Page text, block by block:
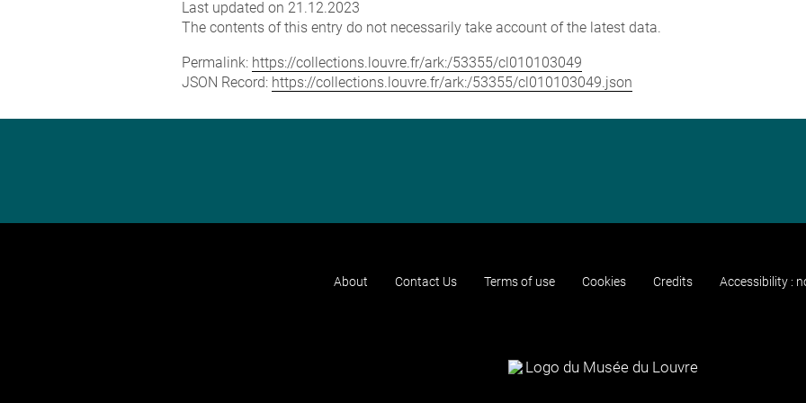
Last updated on 21.12.2023
The contents of this entry do not necessarily take account of the latest data.
Permalink: https://collections.louvre.fr/ark:/53355/cl010103049
JSON Record: https://collections.louvre.fr/ark:/53355/cl010103049.json
About Contact Us Terms of use Cookies Credits Accessibility :